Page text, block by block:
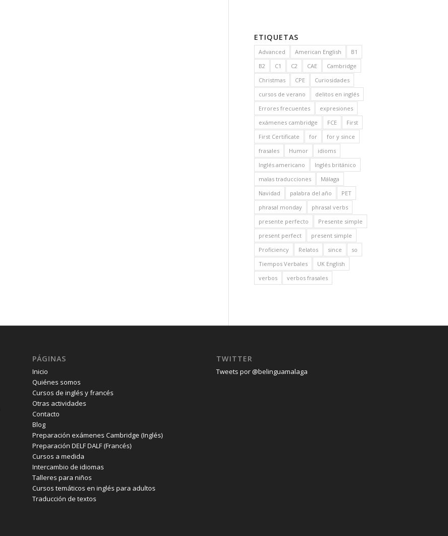
ETIQUETAS
Advanced American English
B1
B2
C1 C2 CAE
Cambridge
Christmas
CPE
Curiosidades
cursos de verano
delitos en inglés
Errores frecuentes
expresiones
exámenes cambridge
FCE
First
First Certificate
for
for y since
frasales
Humor
idioms
Inglés americano
Inglés británico
malas traducciones
Málaga
Navidad
palabra del año
PET
phrasal monday
phrasal verbs
presente perfecto
Presente simple
present perfect
present simple
Proficiency
Relatos since
so
Tiempos Verbales
UK English
verbos
verbos frasales
PÁGINAS
Inicio
Quiénes somos
Cursos de inglés y francés
Otras actividades
Contacto
Blog
Preparación exámenes Cambridge (Inglés)
Preparación DELF DALF (Francés)
Cursos a medida
Intercambio de idiomas
Talleres para niños
Cursos temáticos en inglés para adultos
Traducción de textos
TWITTER
Tweets por @belinguamalaga